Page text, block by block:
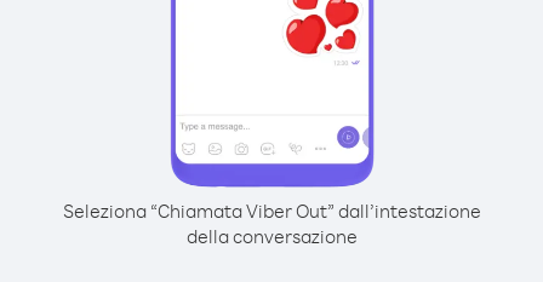
Seleziona “Chiamata Viber Out” dall’intestazione
della conversazione